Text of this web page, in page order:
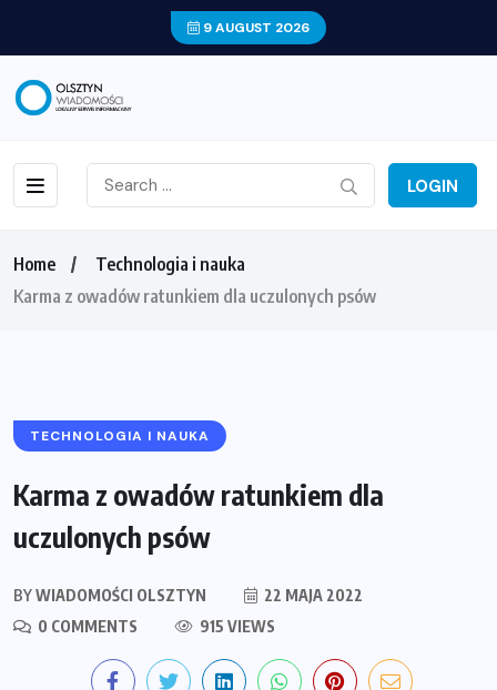
9 AUGUST 2026
LOGIN
Home
Technologia i nauka
Karma z owadów ratunkiem dla uczulonych psów
TECHNOLOGIA I NAUKA
Karma z owadów ratunkiem dla
uczulonych psów
BYWIADOMOŚCI OLSZTYN
22 MAJA 2022
0 COMMENTS
915 VIEWS